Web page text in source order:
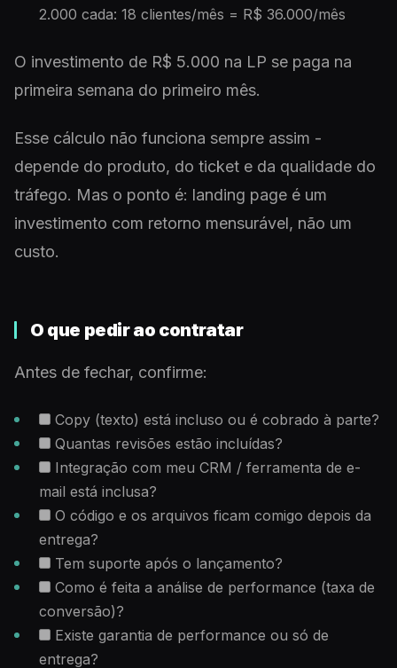
2.000 cada: 18 clientes/mês = R$ 36.000/mês
O investimento de R$ 5.000 na LP se paga na
primeira semana do primeiro mês.
Esse cálculo não funciona sempre assim -
depende do produto, do ticket e da qualidade do
tráfego. Mas o ponto é: landing page é um
investimento com retorno mensurável, não um
custo.
O que pedir ao contratar
Antes de fechar, confirme:
Copy (texto) está incluso ou é cobrado à parte?
Quantas revisões estão incluídas?
Integração com meu CRM / ferramenta de e-
mail está inclusa?
O código e os arquivos ficam comigo depois da
entrega?
Tem suporte após o lançamento?
Como é feita a análise de performance (taxa de
conversão)?
Existe garantia de performance ou só de
entrega?